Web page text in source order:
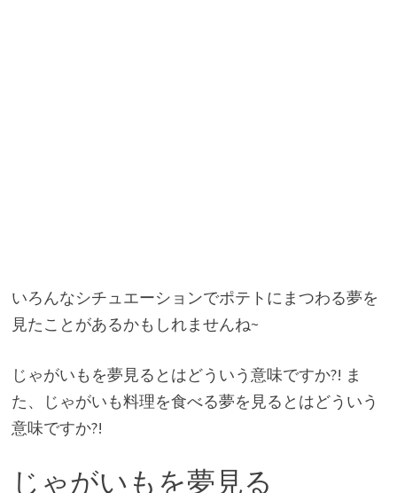
いろんなシチュエーションでポテトにまつわる夢を
見たことがあるかもしれませんね~
じゃがいもを夢見るとはどういう意味ですか?! ま
た、じゃがいも料理を食べる夢を見るとはどういう
意味ですか?!
じゃがいもを夢見る